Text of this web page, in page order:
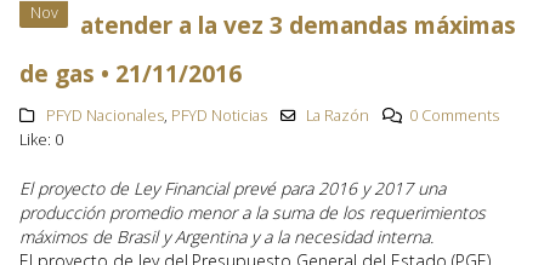
Nov
atender a la vez 3 demandas máximas
de gas • 21/11/2016
PFYD Nacionales, PFYD Noticias La Razón
0 Comments
Like: 0
El proyecto de Ley Financial prevé para 2016 y 2017 una
producción promedio menor a la suma de los requerimientos
máximos de Brasil y Argentina y a la necesidad interna.
El proyecto de ley del Presupuesto General del Estado (PGE)